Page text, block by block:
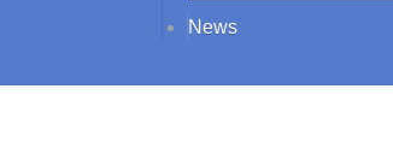
News